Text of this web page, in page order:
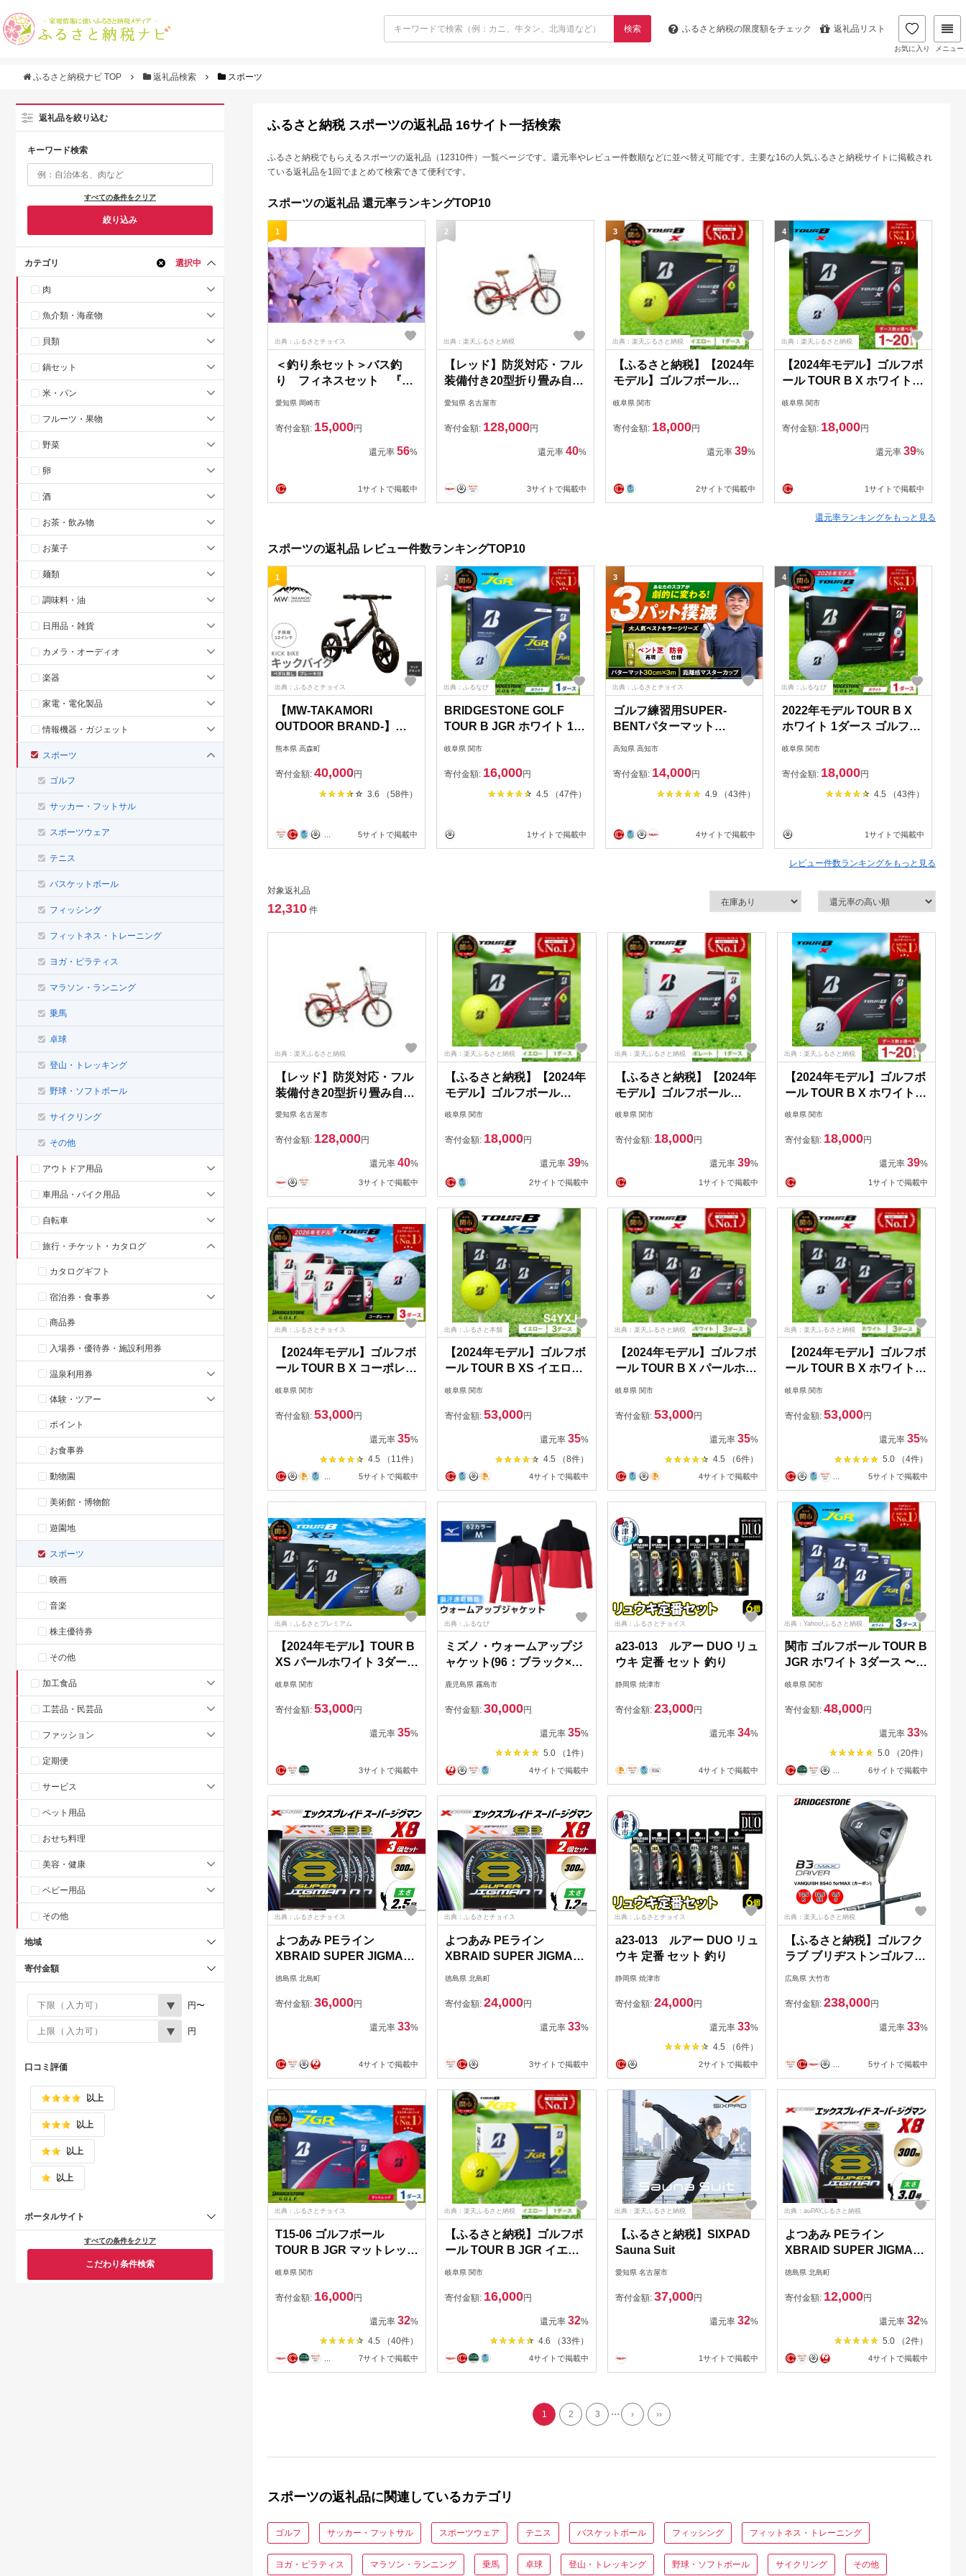
検索 ふるさと納税の限度額をチェック 返礼品リスト
お気に入り メニュー
ふるさと納税ナビ TOP 返礼品検索 スポーツ
返礼品を絞り込む
キーワード検索
すべての条件をクリア
絞り込み
カテゴリ 選択中
肉
魚介類・海産物
貝類
鍋セット
米・パン
フルーツ・果物
野菜
卵
酒
お茶・飲み物
お菓子
麺類
調味料・油
日用品・雑貨
カメラ・オーディオ
楽器
家電・電化製品
情報機器・ガジェット
スポーツ
ゴルフ
サッカー・フットサル
スポーツウェア
テニス
バスケットボール
フィッシング
フィットネス・トレーニング
ヨガ・ピラティス
マラソン・ランニング
乗馬
卓球
登山・トレッキング
野球・ソフトボール
サイクリング
その他
アウトドア用品
車用品・バイク用品
自転車
旅行・チケット・カタログ
カタログギフト
宿泊券・食事券
商品券
入場券・優待券・施設利用券
温泉利用券
体験・ツアー
ポイント
お食事券
動物園
美術館・博物館
遊園地
スポーツ
映画
音楽
株主優待券
その他
加工食品
工芸品・民芸品
ファッション
定期便
サービス
ペット用品
おせち料理
美容・健康
ベビー用品
その他
地域
寄付金額
円〜
円
口コミ評価
以上
以上
以上
以上
ポータルサイト
すべての条件をクリア
こだわり条件検索
ふるさと納税 スポーツの返礼品 16サイト一括検索
ふるさと納税でもらえるスポーツの返礼品（12310件）一覧ページです。還元率やレビュー件数順などに並べ替え可能です。主要な16の人気ふるさと納税サイトに掲載され
ている返礼品を1回でまとめて検索できて便利です。
スポーツの返礼品 還元率ランキングTOP10
1
出典：ふるさとチョイス
＜釣り糸セット＞バス釣
り フィネスセット 『エ
クスレッド』 ’19モデル
愛知県 岡崎市
寄付金額: 15,000円
還元率 56%
1サイトで掲載中
2
出典：楽天ふるさと納税
【レッド】防災対応・フル
装備付き20型折り畳み自転
車
愛知県 名古屋市
寄付金額: 128,000円
還元率 40%
3サイトで掲載中
3
出典：楽天ふるさと納税
【ふるさと納税】【2024年
モデル】ゴルフボール
TOUR B X イエロー 1ダー
ビー～
岐阜県 関市
寄付金額: 18,000円
還元率 39%
2サイトで掲載中
4
出典：楽天ふるさと納税
【2024年モデル】ゴルフボ
ール TOUR B X ホワイト 1
ダース ～ブリヂストン ツ
岐阜県 関市
寄付金額: 18,000円
還元率 39%
1サイトで掲載中
還元率ランキングをもっと見る
スポーツの返礼品 レビュー件数ランキングTOP10
1
出典：ふるさとチョイス
【MW-TAKAMORI
OUTDOOR BRAND-】子
供用 ブレーキ付 キックバ
自転車 男女兼用 9割完成車
【マットブラック】先行受
熊本県 高森町
寄付金額: 40,000円
3.6 （58件）
5サイトで掲載中
2
出典：ふるなび
BRIDGESTONE GOLF
TOUR B JGR ホワイト 1ダ
ース ゴルフボール
岐阜県 関市
寄付金額: 16,000円
4.5 （47件）
1サイトで掲載中
3
出典：ふるさとチョイス
ゴルフ練習用SUPER-
BENTパターマット
30cm×3mシンプルセット
ルフショップ】 [ATAG031]
ゴルフ ごるふ パター ゴル
人気 ベストセラー 高知
高知県 高知市
寄付金額: 14,000円
4.9 （43件）
4サイトで掲載中
4
出典：ふるなび
2022年モデル TOUR B X
ホワイト 1ダース ゴルフボ
ール
岐阜県 関市
寄付金額: 18,000円
4.5 （43件）
1サイトで掲載中
レビュー件数ランキングをもっと見る
対象返礼品
12,310 件
出典：楽天ふるさと納税
【レッド】防災対応・フル
装備付き20型折り畳み自転
車
愛知県 名古屋市
寄付金額: 128,000円
還元率40%
3サイトで掲載中
出典：楽天ふるさと納税
【ふるさと納税】【2024年
モデル】ゴルフボール
TOUR B X イエロー 1ダー
ビー～
岐阜県 関市
寄付金額: 18,000円
還元率 39%
2サイトで掲載中
出典：楽天ふるさと納税
【ふるさと納税】【2024年
モデル】ゴルフボール
TOUR B X コーポレートカ
～ブリヂストン ツアービー
岐阜県 関市
寄付金額: 18,000円
還元率 39%
1サイトで掲載中
出典：楽天ふるさと納税
【2024年モデル】ゴルフボ
ール TOUR B X ホワイト 1
ダース ～ブリヂストン ツ
岐阜県 関市
寄付金額: 18,000円
還元率 39%
1サイトで掲載中
出典：ふるさとチョイス
【2024年モデル】ゴルフボ
ール TOUR B X コーポレー
トカラー（ホワイト） 3ダ
ービー まとめ買い 大量～
岐阜県 関市
寄付金額: 53,000円
還元率35%
4.5 （11件）
5サイトで掲載中
出典：ふるさと本舗
【2024年モデル】ゴルフボ
ール TOUR B XS イエロー
3ダース ～ゴルフボール ブ
とめ買い 大量～
岐阜県 関市
寄付金額:53,000円
還元率 35%
4.5 （8件）
4サイトで掲載中
出典：楽天ふるさと納税
【2024年モデル】ゴルフボ
ール TOUR B X パールホワ
イト 3ダース ～ブリヂスト
大量～
岐阜県 関市
寄付金額: 53,000円
還元率 35%
4.5 （6件）
4サイトで掲載中
出典：楽天ふるさと納税
【2024年モデル】ゴルフボ
ール TOUR B X ホワイト 3
ダース ～ゴルフボール ブ
とめ買い 大量～
岐阜県 関市
寄付金額: 53,000円
還元率 35%
5.0 （4件）
5サイトで掲載中
出典：ふるさとプレミアム
【2024年モデル】TOUR B
XS パールホワイト 3ダース
～ゴルフボール ブリヂスト
大量～
岐阜県 関市
寄付金額: 53,000円
還元率35%
3サイトで掲載中
出典：ふるなび
ミズノ・ウォームアップジ
ャケット(96：ブラック×チ
ャイニーズレッド×ガンメ
国産 スポーツ 運動 トレー
ニング ウエア ウェア ジャ
ケット 吸汗速乾 ランニン
グ ジャージ
鹿児島県 霧島市
寄付金額:30,000円
還元率 35%
5.0 （1件）
4サイトで掲載中
出典：ふるさとチョイス
a23-013 ルアー DUO リュ
ウキ 定番 セット 釣り
静岡県 焼津市
寄付金額: 23,000円
還元率 34%
4サイトで掲載中
出典：Yahoo!ふるさと納税
関市 ゴルフボール TOUR B
JGR ホワイト 3ダース 〜ブ
リヂストン 白〜
岐阜県 関市
寄付金額: 48,000円
還元率 33%
5.0 （20件）
6サイトで掲載中
出典：ふるさとチョイス
よつあみ PEライン
XBRAID SUPER JIGMAN
X8 2.5号 300m 3個 エック
マン [YGK 徳島県 北島町
29ac0054] ygk peライン
PE pe 釣り糸 釣り 釣具 釣
徳島県 北島町
寄付金額: 36,000円
還元率33%
4サイトで掲載中
出典：ふるさとチョイス
よつあみ PEライン
XBRAID SUPER JIGMAN
X8 1.2号 300m 2個 エック
マン [YGK 徳島県 北島町
29ac0044] ygk peライン
PE pe 釣り糸 釣り 釣具 釣
徳島県 北島町
寄付金額:24,000円
還元率 33%
3サイトで掲載中
出典：ふるさとチョイス
a23-013 ルアー DUO リュ
ウキ 定番 セット 釣り
静岡県 焼津市
寄付金額: 24,000円
還元率 33%
4.5 （6件）
2サイトで掲載中
出典：楽天ふるさと納税
【ふるさと納税】ゴルフク
ラブ ブリヂストンゴルフ
B3MAX 1W [1709-1712]
広島県 大竹市
寄付金額: 238,000円
還元率 33%
5サイトで掲載中
出典：ふるさとチョイス
T15-06 ゴルフボール
TOUR B JGR マットレッド
1ダース ～ ブリヂストン
ヂストンスポーツ ブリジス
トン ツアーB ツアービー B
岐阜県 関市
寄付金額: 16,000円
還元率32%
4.5 （40件）
7サイトで掲載中
出典：楽天ふるさと納税
【ふるさと納税】ゴルフボ
ール TOUR B JGR イエロ
ー 1ダース ～ ブリヂストン
ース ブリヂストンスポーツ
ブリジストン ツアーB ツア
ービー Bマーク 黄色 12個
岐阜県 関市
寄付金額: 16,000円
還元率 32%
4.6 （33件）
4サイトで掲載中
出典：楽天ふるさと納税
【ふるさと納税】SIXPAD
Sauna Suit
愛知県 名古屋市
寄付金額: 37,000円
還元率 32%
1サイトで掲載中
出典：auPAYふるさと納税
よつあみ PEライン
XBRAID SUPER JIGMAN
X8 3.0号 300m 1個 エック
マン [YGK 徳島県 北島町
29ac0055] ygk peライン
PE pe 釣り糸 釣り 釣具 釣
徳島県 北島町
寄付金額: 12,000円
還元率 32%
5.0 （2件）
4サイトで掲載中
1 2 3 ... › ››
スポーツの返礼品に関連しているカテゴリ
ゴルフ サッカー・フットサル スポーツウェア テニス バスケットボール フィッシング フィットネス・トレーニング
ヨガ・ピラティス マラソン・ランニング 乗馬 卓球 登山・トレッキング 野球・ソフトボール サイクリング その他